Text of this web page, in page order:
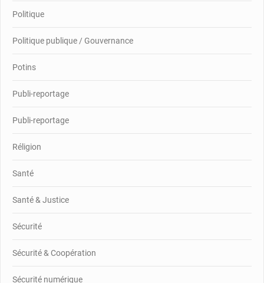
Politique
Politique publique / Gouvernance
Potins
Publi-reportage
Publi-reportage
Réligion
Santé
Santé & Justice
Sécurité
Sécurité & Coopération
Sécurité numérique